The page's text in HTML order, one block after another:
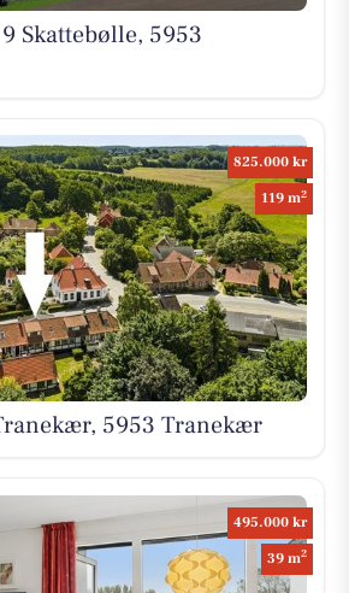
Skattebølle, 5953
825.000 kr
119 m2
5953 Tranekær
495.000 kr
39 m2